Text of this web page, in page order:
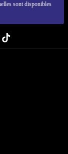
sont disponibles